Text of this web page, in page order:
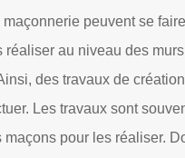
maçonnerie peuvent se
réaliser au niveau des
des travaux de
Les travaux sont
maçons pour les réaliser.